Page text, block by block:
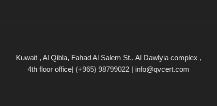
Kuwait , Al Qibla, Fahad Al Salem St., Al Dawlyia complex ,
4th floor office| (+965) 98799022 | info@qvcert.com